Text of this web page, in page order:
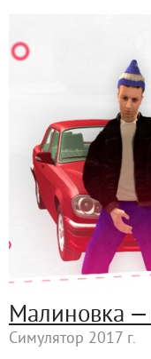
Малиновка —
Симулятор 2017 г.